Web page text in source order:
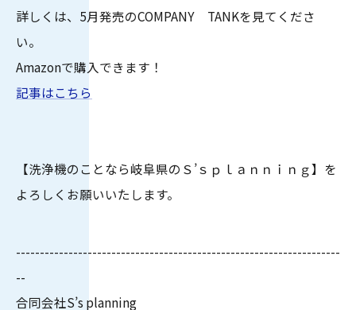
詳しくは、5月発売のCOMPANY TANKを見てくださ
い。
Amazonで購入できます！
記事はこちら
【洗浄機のことなら岐阜県のＳ’ｓｐｌａｎｎｉｎｇ】を
よろしくお願いいたします。
--------------------------------------------------------------------
--
合同会社S’s planning